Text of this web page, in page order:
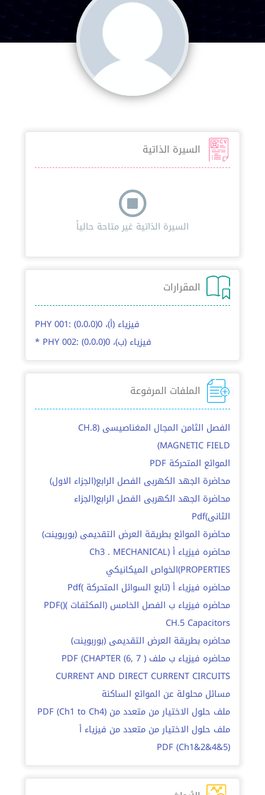
السيرة الذاتية
السيرة الذاتية غير متاحة حالياً
المقرارات
PHY 001: فيزياء (أ)، 0(0،0،0)
* PHY 002: فيزياء (ب)، 0(0،0،0)
الملفات المرفوعة
الفصل الثامن المجال المغناصيسى (CH.8
MAGNETIC FIELD)
الموائع المتحركة PDF
محاضرة الجهد الكهربى الفصل الرابع(الجزاء الاول)
محاضرة الجهد الكهربى الفصل الرابع(الجزاء
الثانى)Pdf
محاضرة الموائع بطريقة العرض التقديمى (بوربوينت)
محاضره فيزياء أ (Ch3 . MECHANICAL
PROPERTIES)الخواص الميكانيكي
محاضره فيزياء أ (تابع السوائل المتحركة )Pdf
محاضره فيزياء ب الفصل الخامس (المكثفات )(PDF(
CH.5 Capacitors
محاضره بطريقة العرض التقديمى (بوربوينت)
محاضره فيزياء ب ملف PDF (CHAPTER (6, 7 )
CURRENT AND DIRECT CURRENT CIRCUITS
مسائل محلولة عن الموائع الساكنة
ملف حلول الاختيار من متعدد من (Ch1 to Ch4) PDF
ملف حلول الاختيار من متعدد من فيزياء أ
(Ch1&2&4&5) PDF